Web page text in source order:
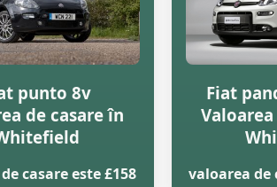
punto 8v
de casare în
casare este £158
Fiat
valoarea de